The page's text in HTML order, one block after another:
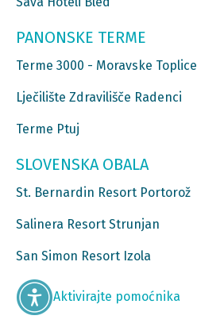
PANONSKE TERME
Terme 3000 - Moravske Toplice
Lječilište Zdravilišče Radenci
Terme Ptuj
SLOVENSKA OBALA
St. Bernardin Resort Portorož
Salinera Resort Strunjan
San Simon Resort Izola
Aktivirajte pomoćnika